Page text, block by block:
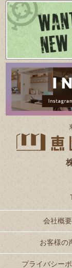
会社概要
お客様の
プライバシー